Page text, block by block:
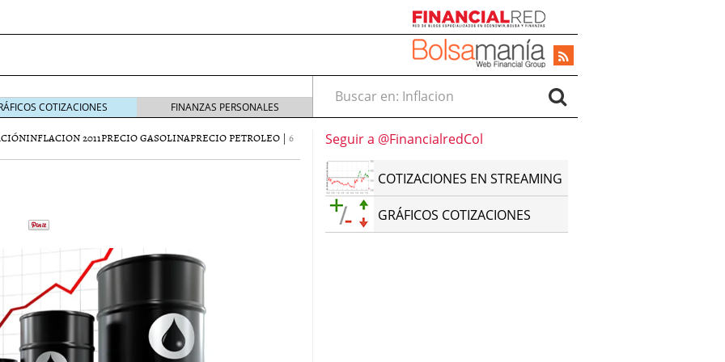
digital en el mundo del headhunting:
de talento
digital en el mundo del headhunting:
de talento septiembre 16, 2025
¿pueden ser un refugio ante la inflación?
COTIZACIONES FINANZAS PERSONALES
Buscar en:
INFLACION 2011PRECIO GASOLINAPRECIO PETROLEO | 6
Seguir a @FinancialredCol
COTIZACIONES EN STREAMING
GRÁFICOS COTIZACIONES